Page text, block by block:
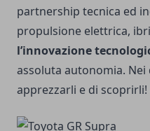
partnership tecnica ed
propulsione elettrica,
l’innovazione
assoluta autonomia.
apprezzarli e di scoprirli!